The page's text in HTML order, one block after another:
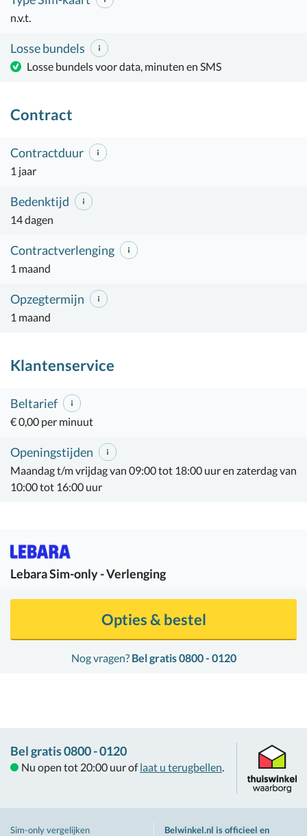
n.v.t.
Losse bundels
Losse bundels voor data, minuten en SMS
Contract
Contractduur
1 jaar
Bedenktijd
14 dagen
Contractverlenging
1 maand
Opzegtermijn
1 maand
Klantenservice
Beltarief
€ 0,00 per minuut
Openingstijden
Maandag t/m vrijdag van 09:00 tot 18:00 uur en zaterdag van
10:00 tot 16:00 uur
LebaraSim-only - Verlenging
Nog vragen? Bel gratis 0800 - 0120
Opties & bestel
Bel gratis 0800 - 0120
Nu open tot 20:00 uur of laat u terugbellen.
Sim-only vergelijken Belwinkel.nl is officieel en